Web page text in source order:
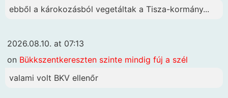
ebből a károkozásból vegetáltak a Tisza-kormány...
2026.08.10. at 07:13
on Bükkszentkereszten szinte mindig fúj a szél
valami volt BKV ellenőr